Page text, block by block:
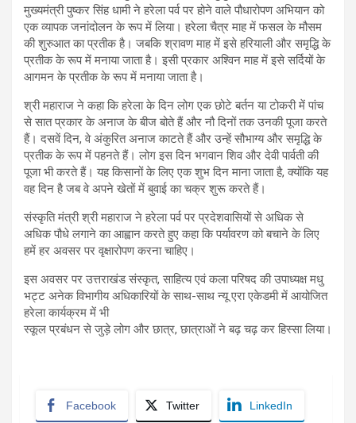
मुख्यमंत्री पुष्कर सिंह धामी ने हरेला पर्व पर होने वाले पौधारोपण अभियान को
एक व्यापक जनांदोलन के रूप में लिया। हरेला चैत्र माह में फसल के मौसम
की शुरुआत का प्रतीक है। जबकि श्रावण माह में इसे हरियाली और समृद्धि के
प्रतीक के रूप में मनाया जाता है। इसी प्रकार अश्विन माह में इसे सर्दियों के
आगमन के प्रतीक के रूप में मनाया जाता है।
श्री महाराज ने कहा कि हरेला के दिन लोग एक छोटे बर्तन या टोकरी में पांच
से सात प्रकार के अनाज के बीज बोते हैं और नौ दिनों तक उनकी पूजा करते
हैं। दसवें दिन, वे अंकुरित अनाज काटते हैं और उन्हें सौभाग्य और समृद्धि के
प्रतीक के रूप में पहनते हैं। लोग इस दिन भगवान शिव और देवी पार्वती की
पूजा भी करते हैं। यह किसानों के लिए एक शुभ दिन माना जाता है, क्योंकि यह
वह दिन है जब वे अपने खेतों में बुवाई का चक्र शुरू करते हैं।
संस्कृति मंत्री श्री महाराज ने हरेला पर्व पर प्रदेशवासियों से अधिक से
अधिक पौधे लगाने का आह्वान करते हुए कहा कि पर्यावरण को बचाने के लिए
हमें हर अवसर पर वृक्षारोपण करना चाहिए।
इस अवसर पर उत्तराखंड संस्कृत, साहित्य एवं कला परिषद की उपाध्यक्ष मधु
भट्ट अनेक विभागीय अधिकारियों के साथ-साथ न्यू एरा एकेडमी में आयोजित
हरेला कार्यक्रम में भी
स्कूल प्रबंधन से जुड़े लोग और छात्र, छात्राओं ने बढ़ चढ़ कर हिस्सा लिया।
Facebook Twitter LinkedIn